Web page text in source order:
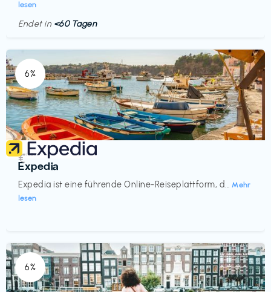
lesen
Endet in <60 Tagen
6%
Reisen
Expedia
Expedia ist eine führende Online-Reiseplattform, d... Mehr
lesen
€‎
6%